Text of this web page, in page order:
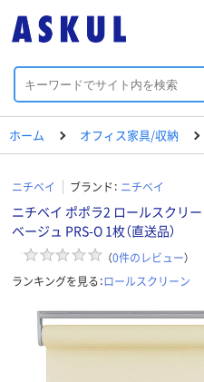
ホーム オフィス家具/収納
ニチベイ ブランド： ニチベイ
ニチベイ ポポラ2 ロールスクリ
ベージュ PRS-O 1枚（直送品）
（0件のレビュー）
ランキングを見る：ロールスクリーン